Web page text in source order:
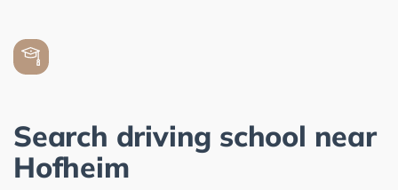
Search driving school near
Hofheim